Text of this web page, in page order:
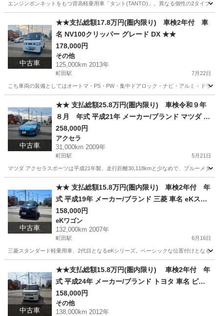
エンジンボンネットをもつ背高軽乗用車「タント(TANTO)」。異なる個性の2タイプ
町田駅 タント 車両
中古車
★★支払総額17.8万円(圏内限り) 車検2年付 車
名 NV100クリッパー グレード DX ★★
178,000円
その他
125,000km 2013年
町田駅 7月22日
こち車両の装備としてはオートマ・PS・PW・集中ドアロック・ナビ・アルミ・ドラ
町田駅 その他 車両
中古車
★★ 支払総額25.8万円(圏内限り) 車検令和９年
８月 年式 平成21年 メーカー/ブランド マツダ 車
名 アクセラスポーツ グレード 1.5 ★★
258,000円
アクセラ
31,000km 2009年
町田駅 5月21日
マツダ アクセラスポーツは平成21年製、走行距離30,118kmと少なめで、ブルーメタ
町田駅 アクセラ お買い得
中古車
★★ 支払総額15.8万円(圏内限り) 車検2年付 年
式 平成19年 メーカー/ブランド 三菱 車名 eKスポ
ーツ ターボ RS★★
158,000円
eKワゴン
132,000km 2007年
町田駅 6月16日
三菱スタンダード軽乗用車、2代目となるeKシリーズ。ベーシックな位置付けとなる
町田駅 eKワゴン 車両
中古車
★★支払総額15.8万円(圏内限り) 車検2年付 年
式 平成24年 メーカー/ブランド トヨタ 車名 ピク
シススペース グレード X★★
158,000円
その他
138,000km 2012年